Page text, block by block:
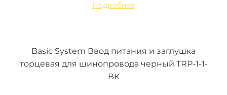
Подробнее
Basic System Ввод питания и заглушка
торцевая для шинопровода черный TRP-1-1-
BK